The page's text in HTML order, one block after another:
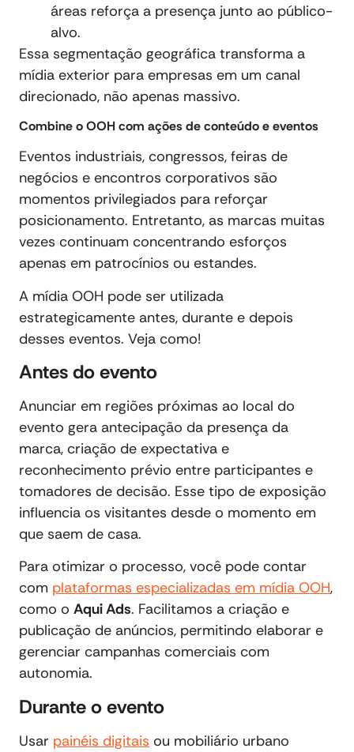
áreas reforça a presença junto ao público-
alvo.
Essa segmentação geográfica transforma a
mídia exterior para empresas em um canal
direcionado, não apenas massivo.
Combine o OOH com ações de conteúdo e eventos
Eventos industriais, congressos, feiras de
negócios e encontros corporativos são
momentos privilegiados para reforçar
posicionamento. Entretanto, as marcas muitas
vezes continuam concentrando esforços
apenas em patrocínios ou estandes.
A mídia OOH pode ser utilizada
estrategicamente antes, durante e depois
desses eventos. Veja como!
Antes do evento
Anunciar em regiões próximas ao local do
evento gera antecipação da presença da
marca, criação de expectativa e
reconhecimento prévio entre participantes e
tomadores de decisão. Esse tipo de exposição
influencia os visitantes desde o momento em
que saem de casa.
Para otimizar o processo, você pode contar
com plataformas especializadas em mídia OOH,
como o Aqui Ads. Facilitamos a criação e
publicação de anúncios, permitindo elaborar e
gerenciar campanhas comerciais com
autonomia.
Durante o evento
Usar painéis digitais ou mobiliário urbano